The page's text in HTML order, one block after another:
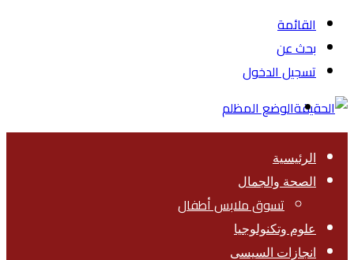
القائمة
بحث عن
تسجيل الدخول
الوضع المظلم
الرئيسية
الصحة والجمال
تسوق ملابس أطفال
علوم وتكنولوجيا
انجازات السيسى